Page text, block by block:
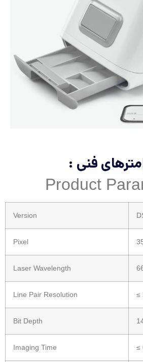
فنی :
Product
Version
Pixel
Laser Wavelength
Line Pair Resolution ≤
Bit Depth
Imaging Time ≤